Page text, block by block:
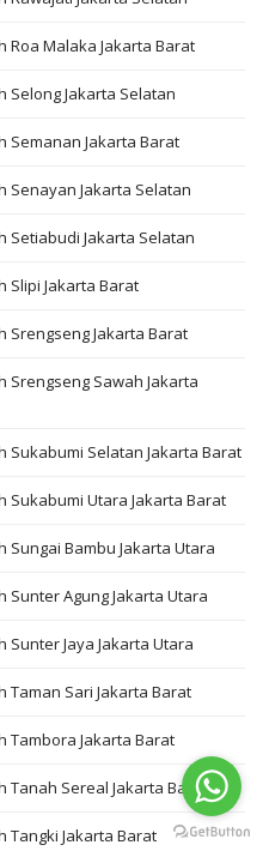
Roa Malaka Jakarta Barat
Selong Jakarta Selatan
Semanan Jakarta Barat
Senayan Jakarta Selatan
Setiabudi Jakarta Selatan
Slipi Jakarta Barat
Srengseng Jakarta Barat
Srengseng Sawah Jakarta
Sukabumi Selatan Jakarta Barat
Sukabumi Utara Jakarta Barat
Sungai Bambu Jakarta Utara
Sunter Agung Jakarta Utara
Sunter Jaya Jakarta Utara
Taman Sari Jakarta Barat
Tambora Jakarta Barat
Tanah Sereal Jakarta Barat
Tangki Jakarta Barat